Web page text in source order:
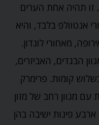
זו תהיה אחת הערים
אנטוולפ בלבד, והיא
מאחורי לונדון.
הבגדים, האביזרים,
קומות. פרימרק
עם מגוון רחב של מזון
ארבע פינות ישיבה בהן